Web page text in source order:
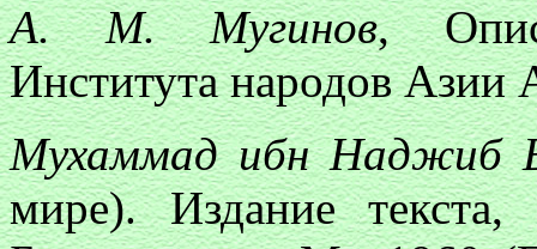
А. М. Мугинов,
Института народов
Мухаммад ибн Наджиб
мире). Издание